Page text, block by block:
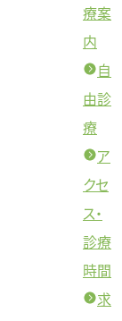
療案
内
自
由診
療
ア
クセ
ス・
診療
時間
求